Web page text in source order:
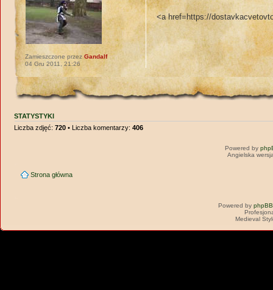
<a href=https://
Zamieszczone przezGandalf
04 Gru 2011, 21:26
STATYSTYKI
Liczba zdjęć:720 • Liczba komentarzy:406
Powered by
Angielska
Strona główna
Powered by phpBB
Medieval